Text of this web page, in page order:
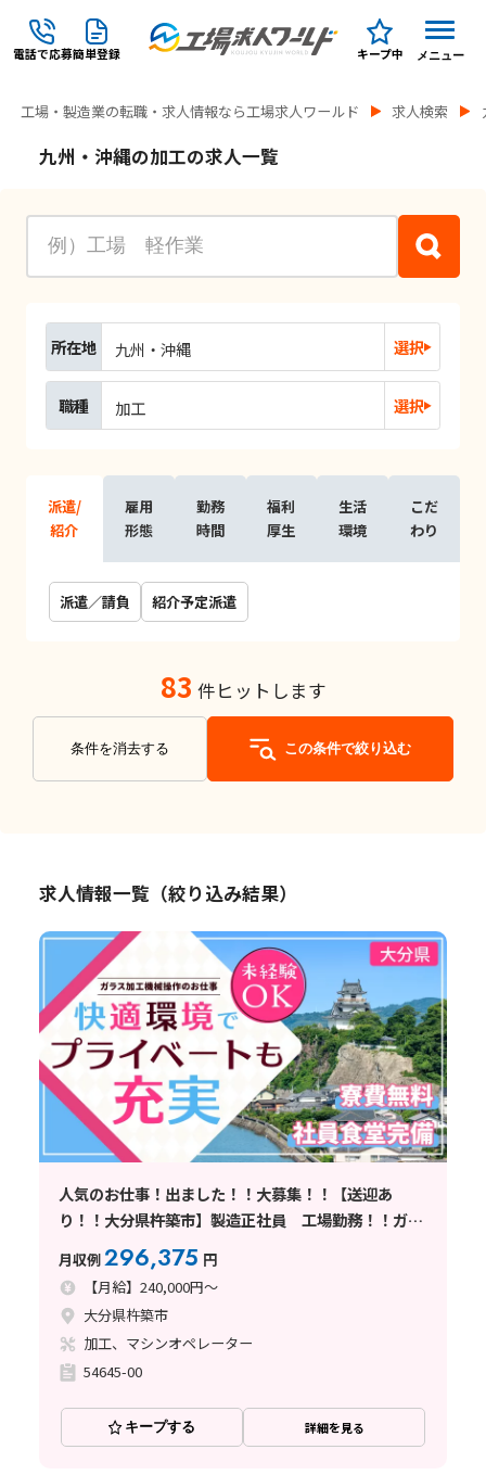
電話で応募簡単登録 キープ中 メニュー
工場・製造業の転職・求人情報なら工場求人ワールド 求人検索
九州・沖縄の加工の求人一覧
所在地 九州・沖縄 選択
職種 加工 選択
派遣/
紹介
雇用
形態
勤務
時間
福利
厚生
生活
環境
こだ
わり
派遣／請負 紹介予定派遣
83 件ヒットします
条件を消去する この条件で絞り込む
求人情報一覧（絞り込み結果）
人気のお仕事！出ました！！大募集！！【送迎あ
り！！大分県杵築市】製造正社員 工場勤務！！ガラ
ス加工の機械を操作 ★寮費無料★ 大分県きつきし
のお仕事
月収例296,375 円
【月給】240,000円～
大分県杵築市
加工、マシンオペレーター
54645-00
キープする 詳細を見る